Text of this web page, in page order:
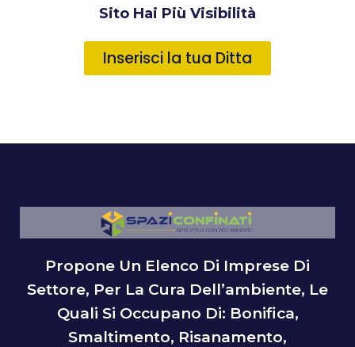
Sito Hai Più Visibilità
Inserisci la tua Ditta
Propone Un Elenco Di Imprese Di
Settore, Per La Cura Dell’ambiente, Le
Quali Si Occupano Di: Bonifica,
Smaltimento, Risanamento,